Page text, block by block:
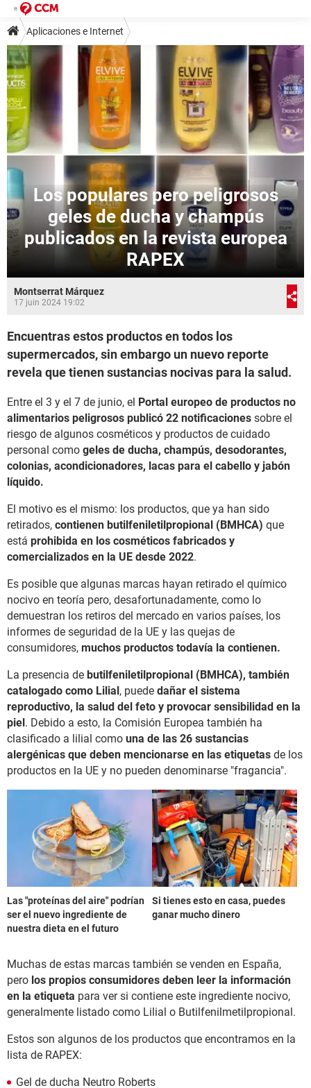
Aplicaciones e Internet
Los populares pero peligrosos
geles de ducha y champús
publicados en la revista europea
RAPEX
Montserrat Márquez
17 juin 2024 19:02
Encuentras estos productos en todos los
supermercados, sin embargo un nuevo reporte
revela que tienen sustancias nocivas para la salud.
Entre el 3 y el 7 de junio, el Portal europeo de productos no
alimentarios peligrosos publicó 22 notificaciones sobre el
riesgo de algunos cosméticos y productos de cuidado
personal como geles de ducha, champús, desodorantes,
colonias, acondicionadores, lacas para el cabello y jabón
líquido.
El motivo es el mismo: los productos, que ya han sido
retirados, contienen butilfeniletilpropional (BMHCA) que
está prohibida en los cosméticos fabricados y
comercializados en la UE desde 2022.
Es posible que algunas marcas hayan retirado el químico
nocivo en teoría pero, desafortunadamente, como lo
demuestran los retiros del mercado en varios países, los
informes de seguridad de la UE y las quejas de
consumidores, muchos productos todavía la contienen.
La presencia de butilfeniletilpropional (BMHCA), también
catalogado como Lilial, puede dañar el sistema
reproductivo, la salud del feto y provocar sensibilidad en la
piel. Debido a esto, la Comisión Europea también ha
clasificado a lilial como una de las 26 sustancias
alergénicas que deben mencionarse en las etiquetas de los
productos en la UE y no pueden denominarse "fragancia".
Las "proteínas del aire" podrían
ser el nuevo ingrediente de
nuestra dieta en el futuro
Si tienes esto en casa, puedes
ganar mucho dinero
Muchas de estas marcas también se venden en España,
pero los propios consumidores deben leer la información
en la etiqueta para ver si contiene este ingrediente nocivo,
generalmente listado como Lilial o Butilfenilmetilpropional.
Estos son algunos de los productos que encontramos en la
lista de RAPEX:
Gel de ducha Neutro Roberts